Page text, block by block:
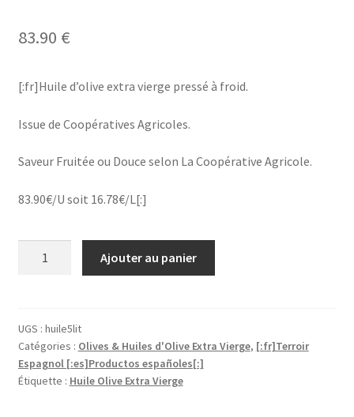
83.90 €
[:fr]Huile d’olive extra vierge pressé à froid.
Issue de Coopératives Agricoles.
Saveur Fruitée ou Douce selon La Coopérative Agricole.
83.90€/U soit 16.78€/L[:]
Vierge
Extra
(Fruitée)
5L
Ajouter au panier
UGS : huile5lit
Catégories : Olives & Huiles d'Olive Extra Vierge, [:fr]Terroir
Espagnol [:es]Productos españoles[:]
Étiquette : Huile Olive Extra Vierge